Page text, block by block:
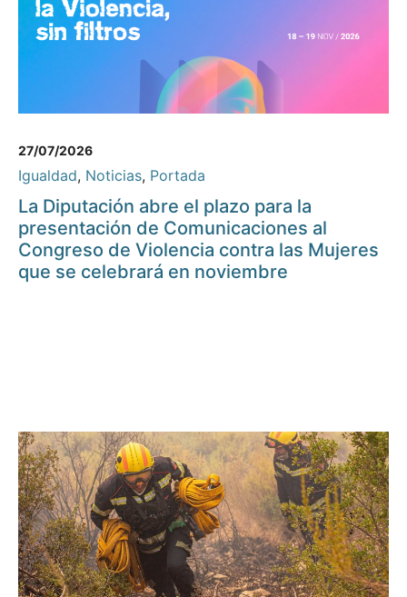
27/07/2026
Igualdad, Noticias, Portada
La Diputación abre el plazo para la
presentación de Comunicaciones al
Congreso de Violencia contra las Mujeres
que se celebrará en noviembre